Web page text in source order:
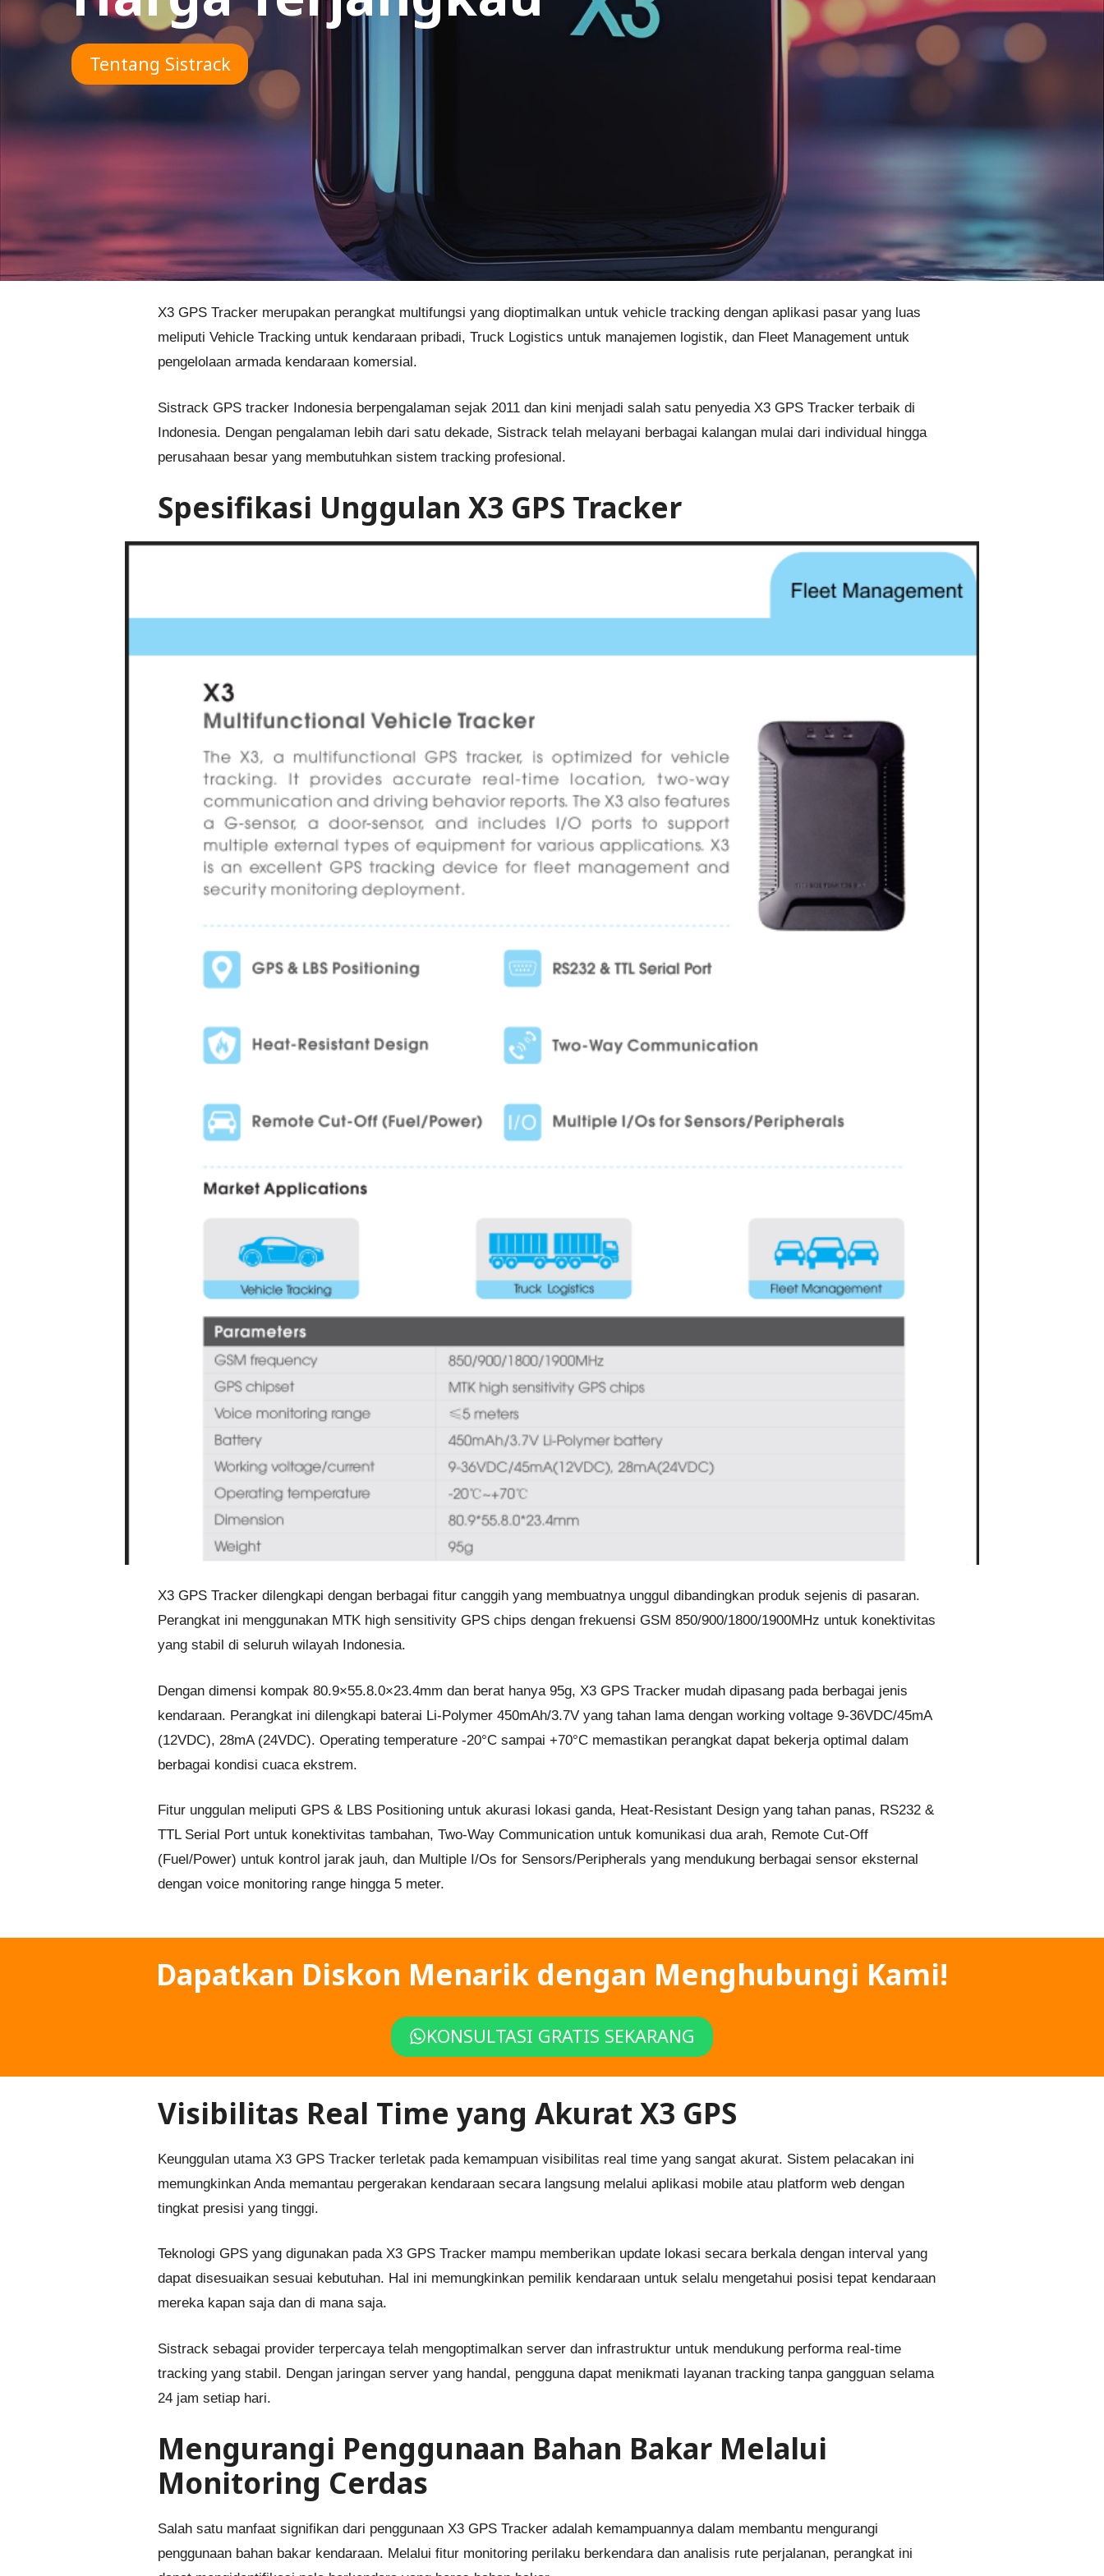
Tentang Sistrack
X3 GPS Tracker merupakan perangkat multifungsi yang dioptimalkan untuk vehicle tracking dengan aplikasi pasar yang luas
meliputi Vehicle Tracking untuk kendaraan pribadi, Truck Logistics untuk manajemen logistik, dan Fleet Management untuk
pengelolaan armada kendaraan komersial.
Sistrack GPS tracker Indonesia berpengalaman sejak 2011 dan kini menjadi salah satu penyedia X3 GPS Tracker terbaik di
Indonesia. Dengan pengalaman lebih dari satu dekade, Sistrack telah melayani berbagai kalangan mulai dari individual hingga
perusahaan besar yang membutuhkan sistem tracking profesional.
Spesifikasi Unggulan X3 GPS Tracker
X3 GPS Tracker dilengkapi dengan berbagai fitur canggih yang membuatnya unggul dibandingkan produk sejenis di pasaran.
Perangkat ini menggunakan MTK high sensitivity GPS chips dengan frekuensi GSM 850/900/1800/1900MHz untuk konektivitas
yang stabil di seluruh wilayah Indonesia.
Dengan dimensi kompak 80.9×55.8.0×23.4mm dan berat hanya 95g, X3 GPS Tracker mudah dipasang pada berbagai jenis
kendaraan. Perangkat ini dilengkapi baterai Li-Polymer 450mAh/3.7V yang tahan lama dengan working voltage 9-36VDC/45mA
(12VDC), 28mA (24VDC). Operating temperature -20°C sampai +70°C memastikan perangkat dapat bekerja optimal dalam
berbagai kondisi cuaca ekstrem.
Fitur unggulan meliputi GPS & LBS Positioning untuk akurasi lokasi ganda, Heat-Resistant Design yang tahan panas, RS232 &
TTL Serial Port untuk konektivitas tambahan, Two-Way Communication untuk komunikasi dua arah, Remote Cut-Off
(Fuel/Power) untuk kontrol jarak jauh, dan Multiple I/Os for Sensors/Peripherals yang mendukung berbagai sensor eksternal
dengan voice monitoring range hingga 5 meter.
Dapatkan Diskon Menarik dengan Menghubungi Kami!
KONSULTASI GRATIS SEKARANG
Visibilitas Real Time yang Akurat X3 GPS
Keunggulan utama X3 GPS Tracker terletak pada kemampuan visibilitas real time yang sangat akurat. Sistem pelacakan ini
memungkinkan Anda memantau pergerakan kendaraan secara langsung melalui aplikasi mobile atau platform web dengan
tingkat presisi yang tinggi.
Teknologi GPS yang digunakan pada X3 GPS Tracker mampu memberikan update lokasi secara berkala dengan interval yang
dapat disesuaikan sesuai kebutuhan. Hal ini memungkinkan pemilik kendaraan untuk selalu mengetahui posisi tepat kendaraan
mereka kapan saja dan di mana saja.
Sistrack sebagai provider terpercaya telah mengoptimalkan server dan infrastruktur untuk mendukung performa real-time
tracking yang stabil. Dengan jaringan server yang handal, pengguna dapat menikmati layanan tracking tanpa gangguan selama
24 jam setiap hari.
Mengurangi Penggunaan Bahan Bakar Melalui
Monitoring Cerdas
Salah satu manfaat signifikan dari penggunaan X3 GPS Tracker adalah kemampuannya dalam membantu mengurangi
penggunaan bahan bakar kendaraan. Melalui fitur monitoring perilaku berkendara dan analisis rute perjalanan, perangkat ini